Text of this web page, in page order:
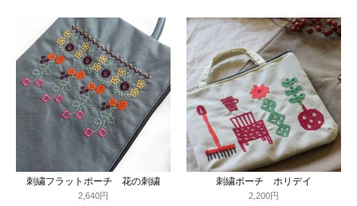
刺繍フラットポーチ 花の刺繍
2,640円
刺繍ポーチ ホリデイ
2,200円